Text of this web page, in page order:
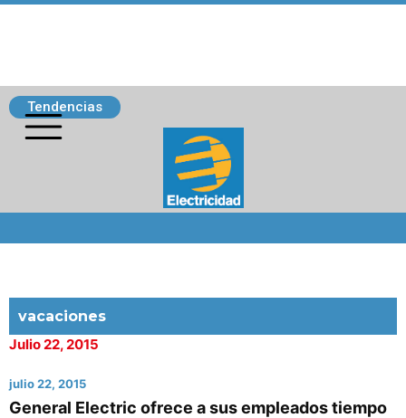
Tendencias
vacaciones
Julio 22, 2015
julio 22, 2015
General Electric ofrece a sus empleados tiempo